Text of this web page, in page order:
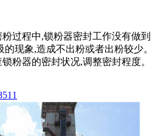
过程中,锁粉器密封工作没有做到
现象,造成不出粉或者出粉较少。
粉器的密封状况,调整密封程度。